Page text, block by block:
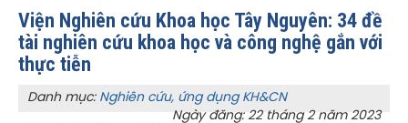
Viện Nghiên cứu Khoa học Tây Nguyên: 34 đề
tài nghiên cứu khoa học và công nghệ gắn với
thực tiễn
Danh mục: Nghiên cứu, ứng dụng KH&CN
Ngày đăng: 22 tháng 2 năm 2023